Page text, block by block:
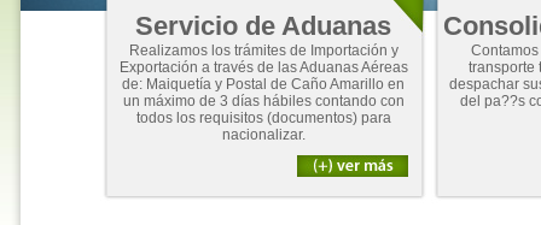
Servicio de Aduanas
Realizamos los trámites de Importación y
Exportación a través de las Aduanas Aéreas
de: Maiquetía y Postal de Caño Amarillo en
un máximo de 3 días hábiles contando con
todos los requisitos (documentos) para
nacionalizar.
transporte
despachar
del pa??s